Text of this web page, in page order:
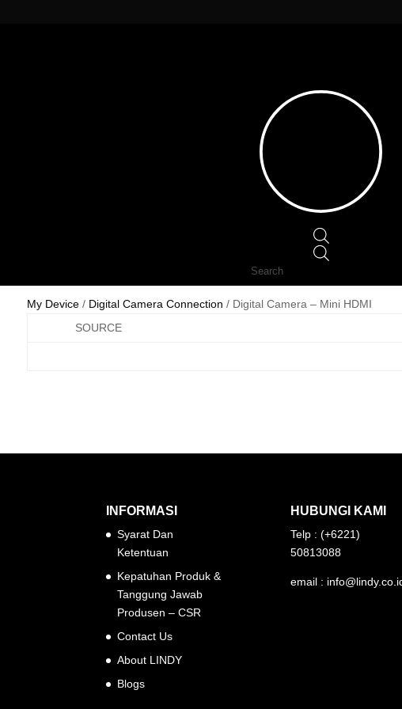
search
YOUR DEVICE : DIGITAL CAMERA
My Device/ Digital Camera Connection / Digital Camera – Mini HDMI
SOURCE
INFORMASI
Syarat Dan
Ketentuan
Kepatuhan Produk &
Tanggung Jawab
Produsen – CSR
Contact Us
About LINDY
Blogs
HUBUNGI KAMI
Telp : (+6221)
50813088
email :